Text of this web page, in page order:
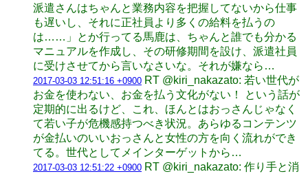
派遣さんはちゃんと業務内容を把握してないから仕事
も遅いし、それに正社員より多くの給料を払うの
は……」とか行ってる馬鹿は、ちゃんと誰でも分かる
マニュアルを作成し、その研修期間を設け、派遣社員
に受けさせてから言いなさいな。それが嫌なら…
2017-03-03 12:51:16 +0900 RT @kiri_nakazato: 若い世代が
お金を使わない、お金を払う文化がない！ という話が
定期的に出るけど、これ、ほんとはおっさんじゃなく
て若い子が危機感持つべき状況。あらゆるコンテンツ
が金払いのいいおっさんと女性の方を向く流れができ
てる。世代としてメインターゲットから…
2017-03-03 12:51:22 +0900 RT @kiri_nakazato: 作り手と消